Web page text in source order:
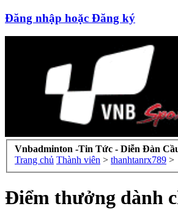
Đăng nhập hoặc Đăng ký
Vnbadminton -Tin Tức - Diễn Đàn
Trang chủ Thành viên > thanhtanrx789 >
Điểm thưởng dành